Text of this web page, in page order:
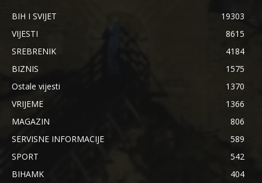
BIH I SVIJET
19303
VIJESTI
8615
SREBRENIK
4184
BIZNIS
1575
Ostale vijesti
1370
VRIJEME
1366
MAGAZIN
806
SERVISNE INFORMACIJE
589
SPORT
542
BIHAMK
404